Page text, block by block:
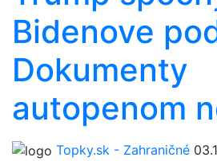
Bidenove
Dokumenty
autopenom
Topky.sk - Zahraničné